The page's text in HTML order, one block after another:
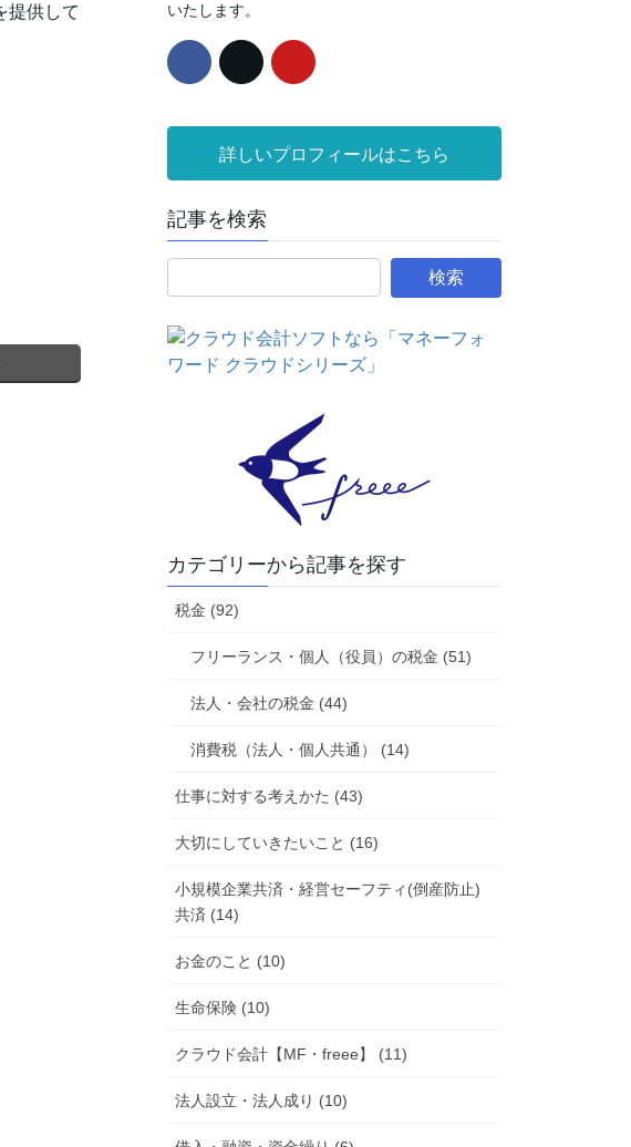
提供して
いたします。
詳しいプロフィールはこちら
記事を検索
カテゴリーから記事を探す
税金 (92)
フリーランス・個人（役員）の税金 (51)
法人・会社の税金 (44)
消費税（法人・個人共通） (14)
仕事に対する考えかた (43)
大切にしていきたいこと (16)
小規模企業共済・経営セーフティ(倒産防止)
共済 (14)
お金のこと (10)
生命保険 (10)
クラウド会計【MF・freee】 (11)
法人設立・法人成り (10)